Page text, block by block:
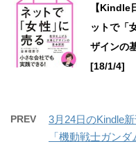
【Kindle
ットで「
ザインの
[18/1/4]
PREV
3月24日のKindle
「機動戦士ガン